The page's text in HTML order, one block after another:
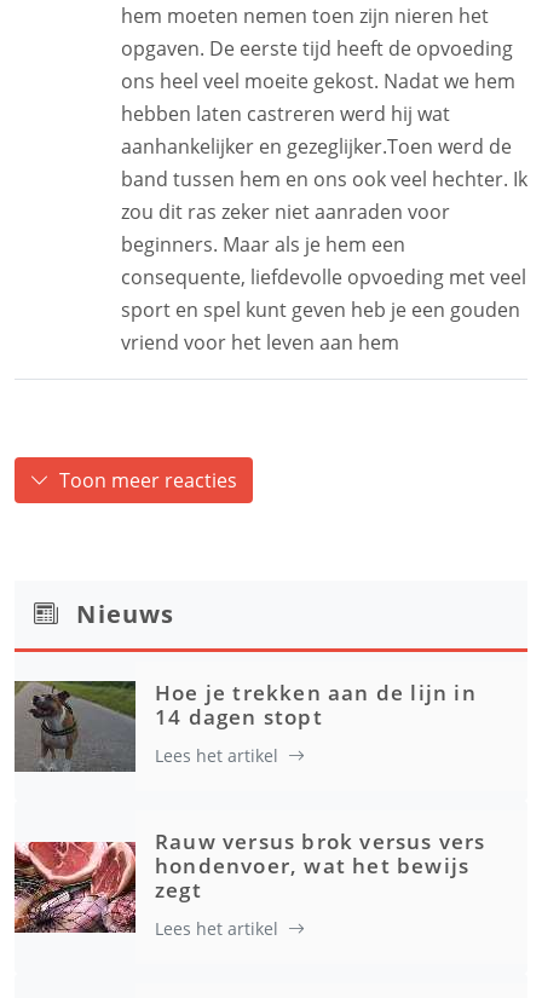
hem moeten nemen toen zijn nieren het
opgaven. De eerste tijd heeft de opvoeding
ons heel veel moeite gekost. Nadat we hem
hebben laten castreren werd hij wat
aanhankelijker en gezeglijker.Toen werd de
band tussen hem en ons ook veel hechter. Ik
zou dit ras zeker niet aanraden voor
beginners. Maar als je hem een
consequente, liefdevolle opvoeding met veel
sport en spel kunt geven heb je een gouden
vriend voor het leven aan hem
Toon meer reacties
Nieuws
Hoe je trekken aan de lijn in
14 dagen stopt
Lees het artikel
Rauw versus brok versus vers
hondenvoer, wat het bewijs
zegt
Lees het artikel